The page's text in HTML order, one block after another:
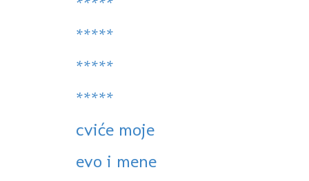
*****
*****
*****
cviće moje
evo i mene